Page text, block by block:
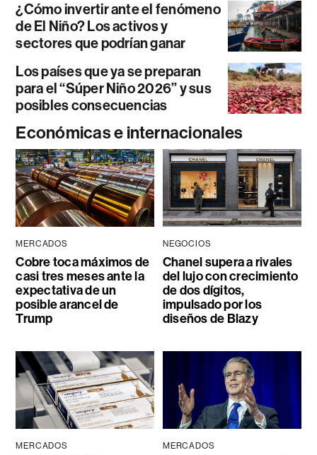
¿Cómo invertir ante el fenómeno
de El Niño? Los activos y
sectores que podrían ganar
Los países que ya se preparan
para el “Súper Niño 2026” y sus
posibles consecuencias
Económicas e internacionales
MERCADOS
Cobre toca máximos de
casi tres meses ante la
expectativa de un
posible arancel de
Trump
NEGOCIOS
Chanel supera a rivales
del lujo con crecimiento
de dos dígitos,
impulsado por los
diseños de Blazy
MERCADOS MERCADOS